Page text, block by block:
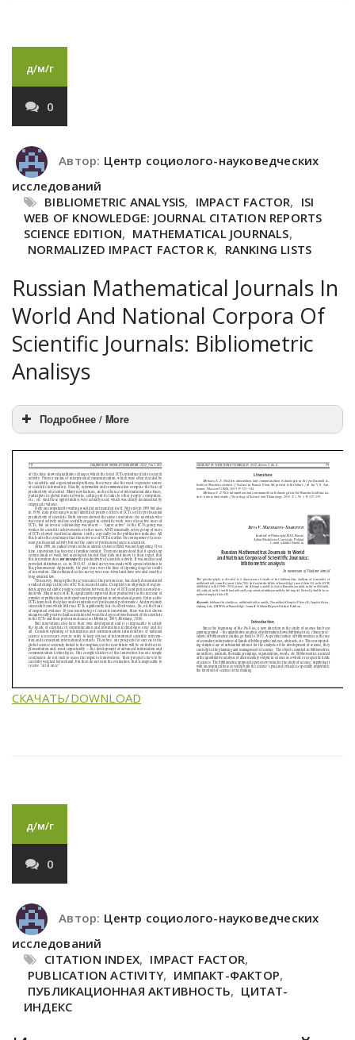
д/м/г
0
Автор: Центр социолого-науковедческих
исследований
BIBLIOMETRIC ANALYSIS, IMPACT FACTOR, ISI
WEB OF KNOWLEDGE: JOURNAL CITATION REPORTS
SCIENCE EDITION, MATHEMATICAL JOURNALS,
NORMALIZED IMPACT FACTOR K, RANKING LISTS
Russian Mathematical Journals In
World And National Corpora Of
Scientific Journals: Bibliometric
Analisys
Подробнее / More
СКАЧАТЬ/DOWNLOAD
д/м/г
0
Автор: Центр социолого-науковедческих
исследований
CITATION INDEX, IMPACT FACTOR,
PUBLICATION ACTIVITY, ИМПАКТ-ФАКТОР,
ПУБЛИКАЦИОННАЯ АКТИВНОСТЬ, ЦИТАТ-
ИНДЕКС